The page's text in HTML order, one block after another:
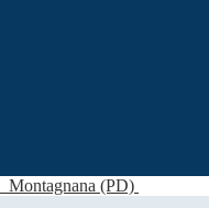
Montagnana (PD)